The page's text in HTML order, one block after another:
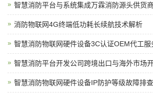
智慧消防平台与系统集成万霖消防源头供货
消防物联网4G终端低功耗长续航技术解析
智慧消防物联网硬件设备3C认证OEM代工
智慧消防平台开发公司跨境出口与海外市场
智慧消防物联网硬件设备IP防护等级故障排